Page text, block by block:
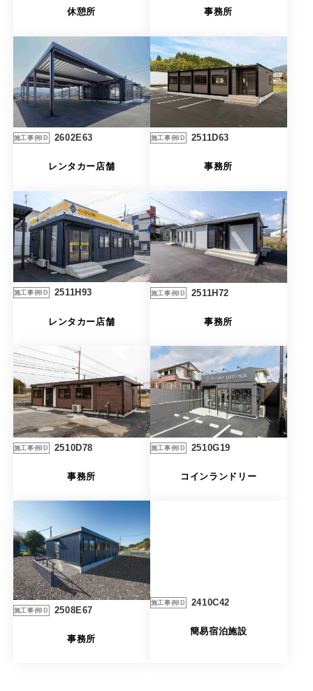
休憩所 事務所
施工事例ID 2602E63
レンタカー店舗
施工事例ID 2511D63
事務所
施工事例ID 2511H93
レンタカー店舗
施工事例ID 2511H72
事務所
施工事例ID 2510D78
事務所
施工事例ID 2510G19
コインランドリー
施工事例ID 2508E67
事務所
施工事例ID 2410C42
簡易宿泊施設